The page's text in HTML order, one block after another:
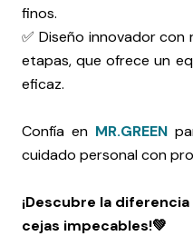
finos.
✅ Diseño innovador
etapas, que ofrece un
eficaz.
Confía en MR.GREEN
cuidado personal con
¡Descubre la diferencia
cejas impecables!💚